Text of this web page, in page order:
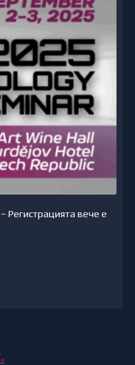
Регистрацията вече е